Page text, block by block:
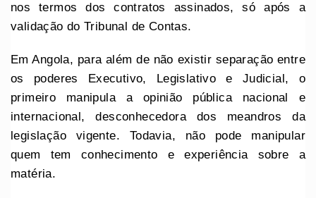
nos termos dos contratos assinados, só após a
validação do Tribunal de Contas.
Em Angola, para além de não existir separação entre
os poderes Executivo, Legislativo e Judicial, o
primeiro manipula a opinião pública nacional e
internacional, desconhecedora dos meandros da
legislação vigente. Todavia, não pode manipular
quem tem conhecimento e experiência sobre a
matéria.